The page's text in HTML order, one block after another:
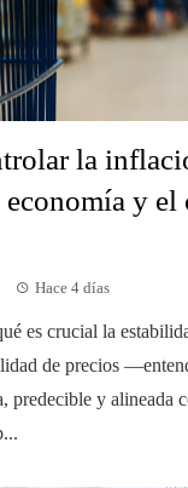
la
y el
Hace 4 días
es crucial la
de precios
predecible y alineada